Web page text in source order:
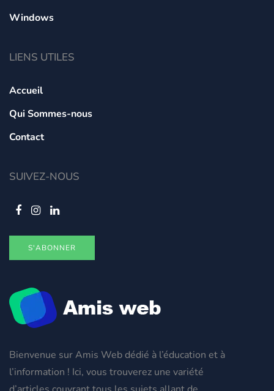
Bienvenue sur Amis Web dédié à l’éducation et à
l’information ! Ici, vous trouverez une variété
Windows
LIENS UTILES
Accueil
Qui Sommes-nous
Contact
SUIVEZ-NOUS
S'ABONNER